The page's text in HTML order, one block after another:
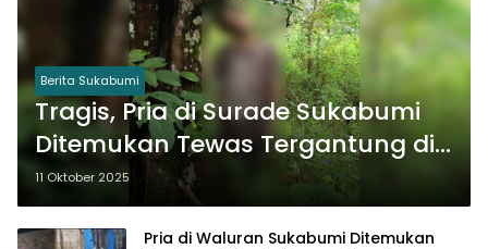
Berita Sukabumi
Tragis, Pria di Surade Sukabumi
Ditemukan Tewas Tergantung di
Kebun Cengkih dan Karet
11 Oktober 2025
Pria di Waluran Sukabumi Ditemukan